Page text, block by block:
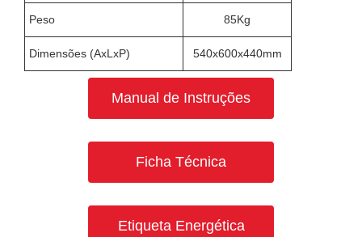
Peso 85Kg
Dimensões (AxLxP) 540x600x440mm
Manual de Instruções
Ficha Técnica
Etiqueta Energética